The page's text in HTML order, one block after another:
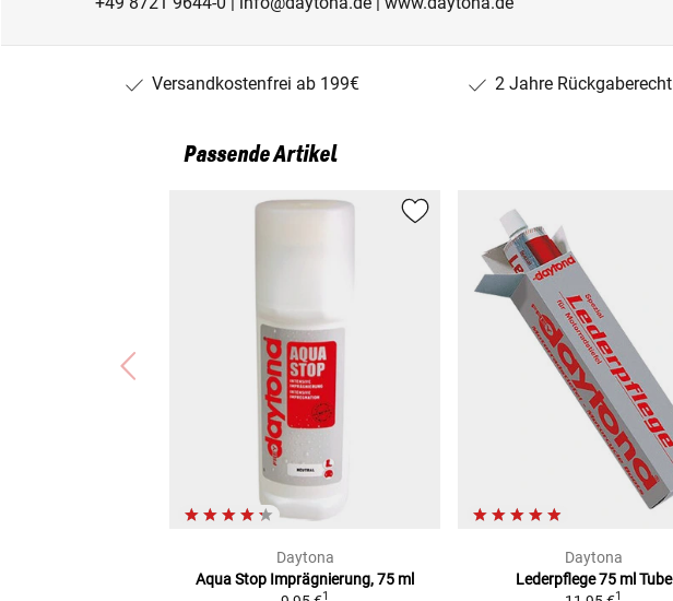
Versandkostenfrei ab 199€ 2 Jahre Rückgaberecht
Passende Artikel
Daytona
Aqua Stop Imprägnierung,75 ml
1
Daytona
Lederpflege 75 ml Tube
1